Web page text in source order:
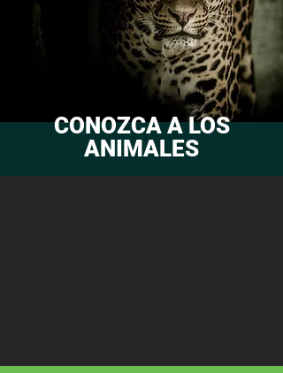
CONOZCA A LOS
ANIMALES